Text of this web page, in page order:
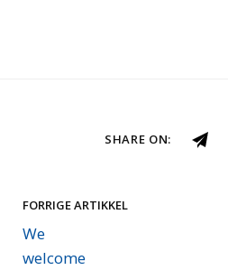
SHARE ON:
FORRIGE ARTIKKEL
We
welcome